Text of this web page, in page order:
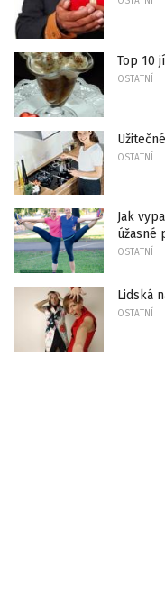
Top 10
OSTATNÍ
OSTATNÍ
Jak
úžasné
OSTATNÍ
Lidská
OSTATNÍ